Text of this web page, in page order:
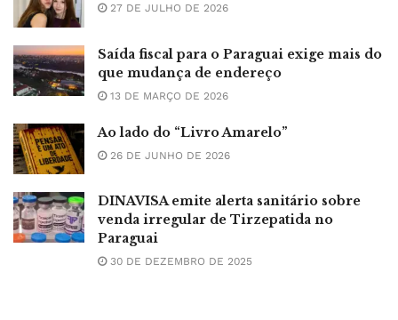
27 DE JULHO DE 2026
Saída fiscal para o Paraguai exige mais do
que mudança de endereço
13 DE MARÇO DE 2026
Ao lado do “Livro Amarelo”
26 DE JUNHO DE 2026
DINAVISA emite alerta sanitário sobre
venda irregular de Tirzepatida no
Paraguai
30 DE DEZEMBRO DE 2025